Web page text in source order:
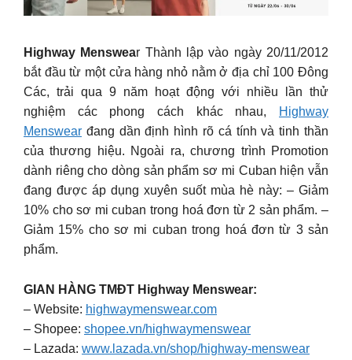
Highway Menswear Thành lập vào ngày 20/11/2012
bắt đầu từ một cửa hàng nhỏ nằm ở địa chỉ 100 Đông
Các, trải qua 9 năm hoạt động với nhiều lần thử
nghiệm các phong cách khác nhau,
Highway
Menswear đang dần định hình rõ cá tính và tinh thần
của thương hiệu. Ngoài ra, chương trình Promotion
dành riêng cho dòng sản phẩm sơ mi Cuban hiện vẫn
đang được áp dụng xuyên suốt mùa hè này: – Giảm
10% cho sơ mi cuban trong hoá đơn từ 2 sản phẩm. –
Giảm 15% cho sơ mi cuban trong hoá đơn từ 3 sản
phẩm.
GIAN HÀNG TMĐT Highway Menswear:
– Website: highwaymenswear.com
– Shopee: shopee.vn/highwaymenswear
– Lazada: www.lazada.vn/shop/highway-menswear